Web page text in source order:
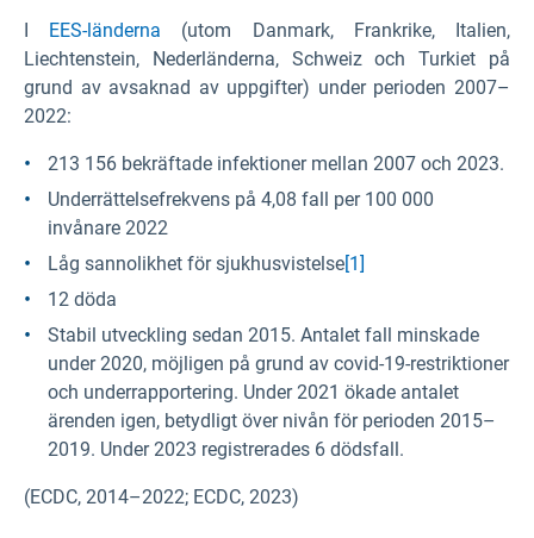
EES-länderna (utom Danmark, Frankrike, Italien,
Liechtenstein, Nederländerna, Schweiz och Turkiet på
grund av avsaknad av uppgifter) under perioden 2007–
2022:
213 156 bekräftade infektioner mellan 2007 och 2023.
Underrättelsefrekvens på 4,08 fall per 100 000
invånare 2022
Låg sannolikhet för sjukhusvistelse[1]
12 döda
Stabil utveckling sedan 2015. Antalet fall minskade
under 2020, möjligen på grund av covid-19-restriktioner
och underrapportering. Under 2021 ökade antalet
ärenden igen, betydligt över nivån för perioden 2015–
2019. Under 2023 registrerades 6 dödsfall.
(ECDC, 2014–2022; ECDC, 2023)